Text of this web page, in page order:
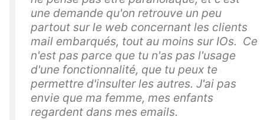
une demande qu'on retrouve un peu
partout sur le web concernant les clients
mail embarqués, tout au moins sur IOs. Ce
n'est pas parce que tu n'as pas l'usage
d'une fonctionnalité, que tu peux te
permettre d'insulter les autres. J'ai pas
envie que ma femme, mes enfants
regardent dans mes emails.